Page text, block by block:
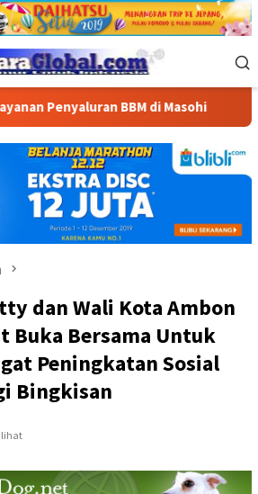
BBM di Masohi Bandara
dan Wali Kota Ambon
Buka Bersama Untuk
Peningkatan Sosial
Bingkisan